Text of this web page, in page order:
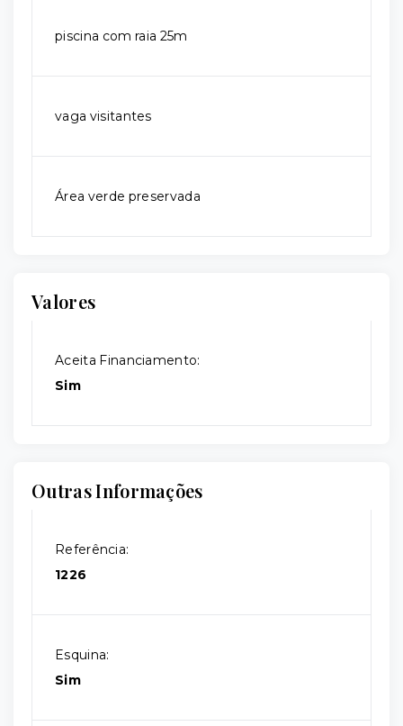
piscina com raia 25m
vaga visitantes
Área verde preservada
Valores
Aceita Financiamento:
Sim
Outras Informações
Referência:
1226
Esquina:
Sim